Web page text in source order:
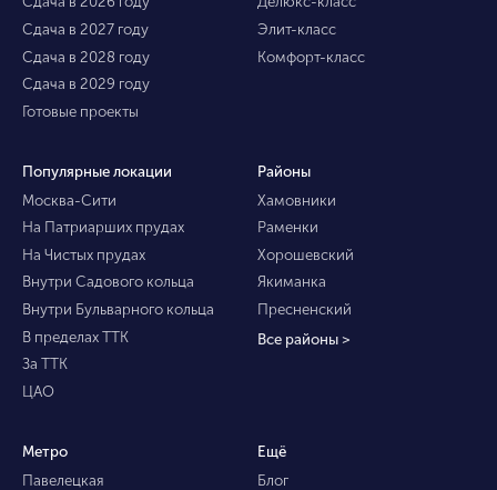
Сдача в 2027 году
Сдача в 2028 году
Сдача в 2029 году
Готовые проекты
Элит-класс
Комфорт-класс
Популярные локации
Москва-Сити
На Патриарших прудах
На Чистых прудах
Внутри Садового кольца
Внутри Бульварного кольца
В пределах ТТК
За ТТК
ЦАО
Районы
Хамовники
Раменки
Хорошевский
Якиманка
Пресненский
Все районы >
Метро
Павелецкая
Ещё
Блог